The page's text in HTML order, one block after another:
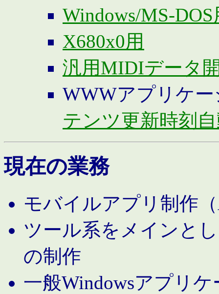
Windows/MS-DOS
X680x0用
汎用MIDIデータ
WWWアプリケ
テンツ更新時刻
現在の業務
モバイルアプリ制作
ツール系をメインと
の制作
一般Windowsアプリ